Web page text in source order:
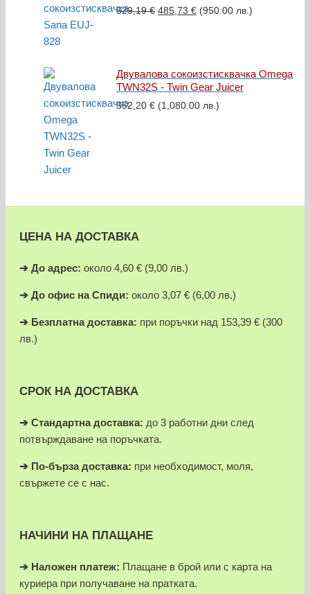
529,19€ Original
485,73 €Текущата
(950.00 лв.)
Двувалова сокоизстисквачка Omega
TWN32S - Twin Gear Juicer
552,20 € (1,080.00 лв.)
ЦЕНА НА ДОСТАВКА
➔ До адрес: около 4,60 € (9,00 лв.)
➔ До офис на Спиди: около 3,07 € (6,00 лв.)
➔ Безплатна доставка: при поръчки над 153,39 € (300
лв.)
СРОК НА ДОСТАВКА
➔ Стандартна доставка: до 3 работни дни след
потвърждаване на поръчката.
➔ По-бърза доставка: при необходимост, моля,
свържете се с нас.
НАЧИНИ НА ПЛАЩАНЕ
➔ Наложен платеж: Плащане в брой или с карта на
куриера при получаване на пратката.